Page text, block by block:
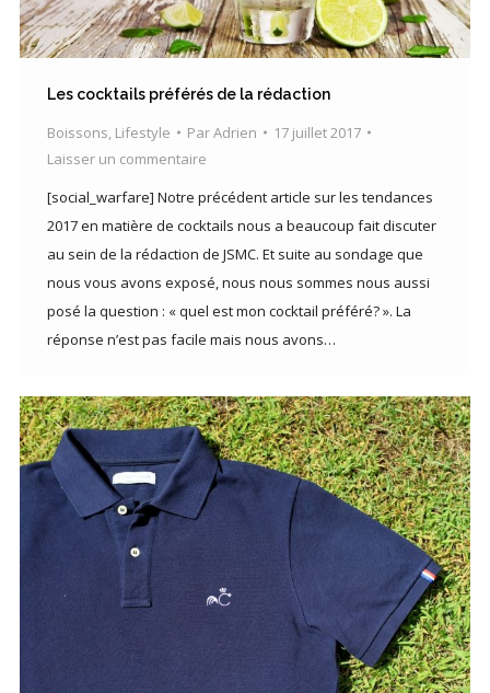
Les cocktails préférés de la rédaction
Boissons, Lifestyle ParAdrien
17 juillet 2017
Laisser un commentaire
[social_warfare] Notre précédent article sur les tendances
2017 en matière de cocktails nous a beaucoup fait discuter
au sein de la rédaction de JSMC. Et suite au sondage que
nous vous avons exposé, nous nous sommes nous aussi
posé la question : « quel est mon cocktail préféré? ». La
réponse n’est pas facile mais nous avons…